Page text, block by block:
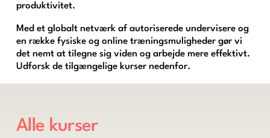
produktivitet.
Med et globalt netværk af autoriserede undervisere og
en række fysiske og online træningsmuligheder gør vi
det nemt at tilegne sig viden og arbejde mere effektivt.
Udforsk de tilgængelige kurser nedenfor.
Alle kurser